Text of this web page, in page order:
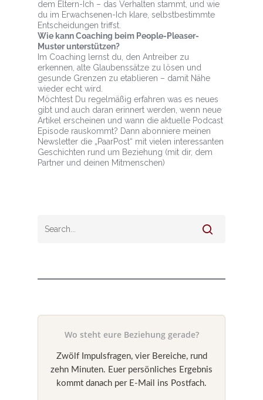
dem Eltern-Ich – das Verhalten stammt, und wie
du im Erwachsenen-Ich klare, selbstbestimmte
Entscheidungen triffst.
Wie kann Coaching beim People-Pleaser-
Muster unterstützen?
Im Coaching lernst du, den Antreiber zu
erkennen, alte Glaubenssätze zu lösen und
gesunde Grenzen zu etablieren – damit Nähe
wieder echt wird.
Möchtest Du regelmäßig erfahren was es neues
gibt und auch daran erinnert werden, wenn neue
Artikel erscheinen und wann die aktuelle Podcast
Episode rauskommt? Dann abonniere meinen
Newsletter die „PaarPost“ mit vielen interessanten
Geschichten rund um Beziehung (mit dir, dem
Partner und deinen Mitmenschen)
Wo steht eure Beziehung gerade?
Zwölf Impulsfragen, vier Bereiche, rund
zehn Minuten. Euer persönliches Ergebnis
kommt danach per E-Mail ins Postfach.